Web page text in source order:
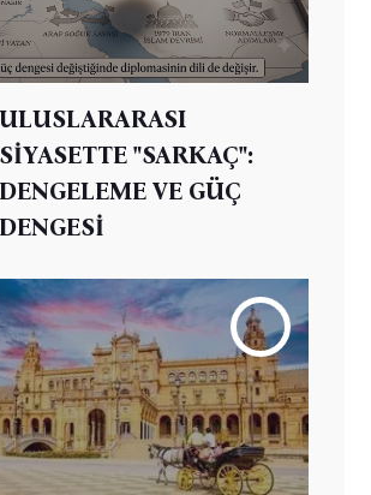
ULUSLARARASI
SİYASETTE "SARKAÇ":
DENGELEME VE GÜÇ
DENGESİ